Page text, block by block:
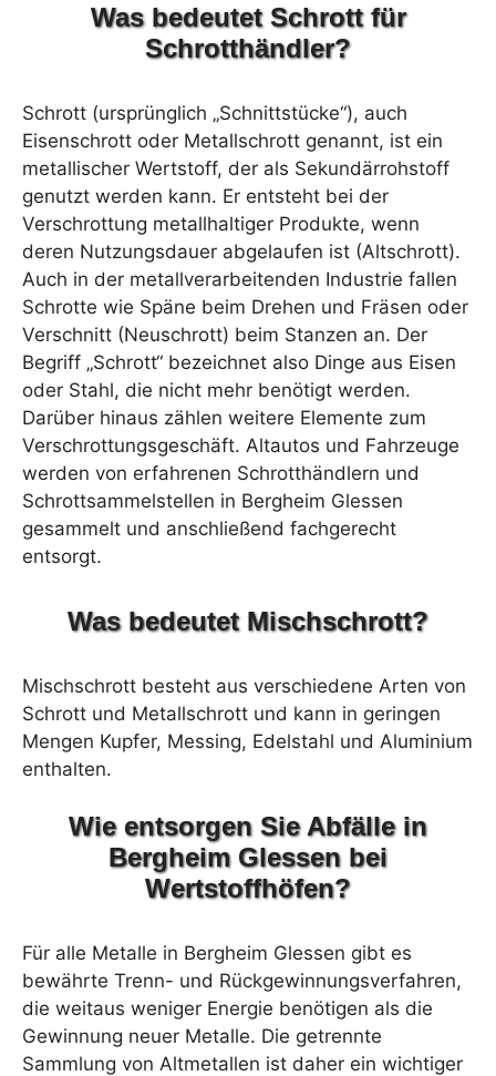
Was bedeutet Schrott für
Schrotthändler?
Schrott (ursprünglich „Schnittstücke“), auch
Eisenschrott oder Metallschrott genannt, ist ein
metallischer Wertstoff, der als Sekundärrohstoff
genutzt werden kann. Er entsteht bei der
Verschrottung metallhaltiger Produkte, wenn
deren Nutzungsdauer abgelaufen ist (Altschrott).
Auch in der metallverarbeitenden Industrie fallen
Schrotte wie Späne beim Drehen und Fräsen oder
Verschnitt (Neuschrott) beim Stanzen an. Der
Begriff „Schrott“ bezeichnet also Dinge aus Eisen
oder Stahl, die nicht mehr benötigt werden.
Darüber hinaus zählen weitere Elemente zum
Verschrottungsgeschäft. Altautos und Fahrzeuge
werden von erfahrenen Schrotthändlern und
Schrottsammelstellen in Bergheim Glessen
gesammelt und anschließend fachgerecht
entsorgt.
Was bedeutet Mischschrott?
Mischschrott besteht aus verschiedene Arten von
Schrott und Metallschrott und kann in geringen
Mengen Kupfer, Messing, Edelstahl und Aluminium
enthalten.
Wie entsorgen Sie Abfälle in
Bergheim Glessen bei
Wertstoffhöfen?
Für alle Metalle in Bergheim Glessen gibt es
bewährte Trenn- und Rückgewinnungsverfahren,
die weitaus weniger Energie benötigen als die
Gewinnung neuer Metalle. Die getrennte
Sammlung von Altmetallen ist daher ein wichtiger